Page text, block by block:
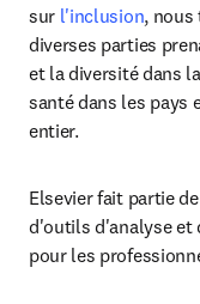
sur l'inclusion, nous
diverses parties
et la diversité dans
santé dans les pays
entier.
Elsevier fait partie de
d'outils d'analyse et
pour les